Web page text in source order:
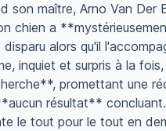
son maître, Arno Van Der
chien a
alors qu'il
inquiet et surpris à la
promettant une
résultat** concluant.
le tout pour le tout en